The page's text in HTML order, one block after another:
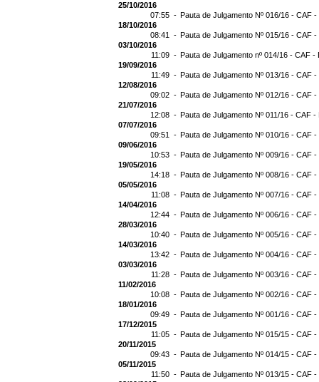
25/10/2016
07:55 - Pauta de Julgamento Nº 016/16 - CAF
18/10/2016
08:41 - Pauta de Julgamento Nº 015/16 - CAF
03/10/2016
11:09 - Pauta de Julgamento nº 014/16 - CAF -
19/09/2016
11:49 - Pauta de Julgamento Nº 013/16 - CAF
12/08/2016
09:02 - Pauta de Julgamento Nº 012/16 - CAF
21/07/2016
12:08 - Pauta de Julgamento Nº 011/16 - CAF -
07/07/2016
09:51 - Pauta de Julgamento Nº 010/16 - CAF
09/06/2016
10:53 - Pauta de Julgamento Nº 009/16 - CAF
19/05/2016
14:18 - Pauta de Julgamento Nº 008/16 - CAF
05/05/2016
11:08 - Pauta de Julgamento Nº 007/16 - CAF -
14/04/2016
12:44 - Pauta de Julgamento Nº 006/16 - CAF
28/03/2016
10:40 - Pauta de Julgamento Nº 005/16 - CAF
14/03/2016
13:42 - Pauta de Julgamento Nº 004/16 - CAF
03/03/2016
11:28 - Pauta de Julgamento Nº 003/16 - CAF
11/02/2016
10:08 - Pauta de Julgamento Nº 002/16 - CAF
18/01/2016
09:49 - Pauta de Julgamento Nº 001/16 - CAF
17/12/2015
11:05 - Pauta de Julgamento Nº 015/15 - CAF
20/11/2015
09:43 - Pauta de Julgamento Nº 014/15 - CAF -
05/11/2015
11:50 - Pauta de Julgamento Nº 013/15 - CAF -